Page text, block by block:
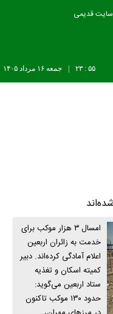
سایت قدیمی
جمعه ۱۶ مرداد ۱۴۰۵ ۵۵ : ۲۳
امسال ٣ هزار موکب برای
خدمت به زائران اربعین
اعلام آمادگی کرده‌اند. دبیر
کمیته اسکان و تغذیه
ستاد اربعین می‌گوید:
حدود ۱۳۰ موکب تاکنون